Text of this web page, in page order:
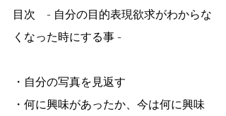
目次　- 自分の目的表現欲求がわからな
くなった時にする事 -
・自分の写真を見返す
・何に興味があったか、今は何に興味